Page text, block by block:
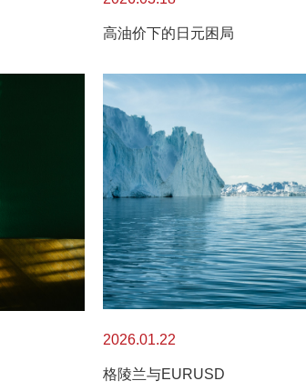
高油价下的日元困局
2026.01.22
格陵兰与EURUSD